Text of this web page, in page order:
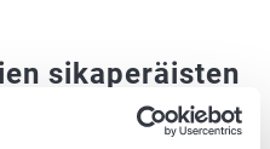
sikaperäisten
Venäjän läpi